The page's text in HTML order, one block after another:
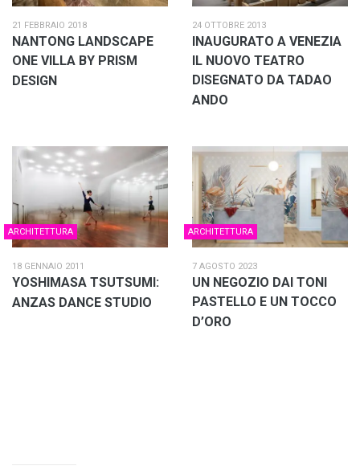
21 FEBBRAIO 2018
NANTONG LANDSCAPE
ONE VILLA BY PRISM
DESIGN
24 OTTOBRE 2013
INAUGURATO A VENEZIA
IL NUOVO TEATRO
DISEGNATO DA TADAO
ANDO
ARCHITETTURA
18 GENNAIO 2011
YOSHIMASA TSUTSUMI:
ANZAS DANCE STUDIO
ARCHITETTURA
7 AGOSTO 2023
UN NEGOZIO DAI TONI
PASTELLO E UN TOCCO
D’ORO